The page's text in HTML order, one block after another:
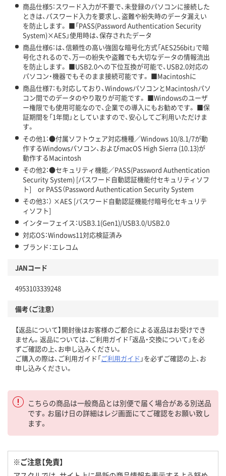
商品仕様5：スワード入力が不要で、未登録のパソコンに接続した
ときは、パスワード入力を要求し、盗難や紛失時のデータ漏えい
を防止します。 ■「PASS(Password Authentication Security
System)×AES」使用時は、保存されたデータ
商品仕様6：は、信頼性の高い強固な暗号化方式「AES256bit」で暗
号化されるので、万一の紛失や盗難でも大切なデータの情報流出
を防止します。 ■USB2.0への下位互換が可能で、USB2.0対応の
パソコン・機器でもそのまま接続可能です。 ■Macintoshに
商品仕様7：も対応しており、WindowsパソコンとMacintoshパソ
コン間でのデータのやり取りが可能です。 ■Windowsのユーザ
ー権限でも使用可能なので、企業での導入にもお勧めです。 ■保
証期間を「1年間」としていますので、安心してご利用いただけま
す。
その他1：●付属ソフトウェア対応機種／Windows 10/8.1/7が動
作するWindowsパソコン、およびmacOS High Sierra (10.13)が
動作するMacintosh
その他2：●セキュリティ機能／PASS(Password Authentication
Security System) [パスワード自動認証機能付セキュリティソフ
ト] or PASS（Password Authentication Security System
その他3：） ×AES [パスワード自動認証機能付暗号化セキュリテ
ィソフト]
インターフェイス：USB3.1(Gen1)/USB3.0/USB2.0
対応OS：Windows11対応検証済み
ブランド：エレコム
JANコード
4953103339248
備考（ご注意）
【返品について】開封後はお客様のご都合による返品はお受けでき
ません。返品については、ご利用ガイド「返品・交換について」を必
ずご確認の上、お申し込みください。
ご購入の際は、ご利用ガイド「ご利用ガイド 」を必ずご確認の上、お
申し込みください。
こちらの商品は一般商品とは別便で届く場合がある別送品
です。お届け日の詳細はレジ画面にてご確認をお願い致し
ます。
※ご注意【免責】